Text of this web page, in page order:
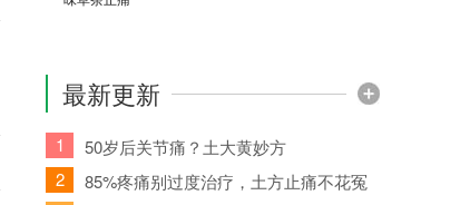
最新更新
1
50岁后关节痛？土大黄妙方
2
85%疼痛别过度治疗，土方止痛不花冤